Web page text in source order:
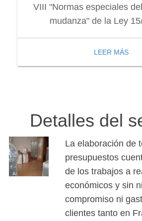
VIII "Normas especiales
mudanza" de la Ley
LEER MÁS
Detalles del
La elaboración de
presupuestos
de los trabajos a
económicos y sin
compromiso ni
clientes tanto en